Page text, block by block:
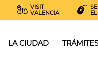
VISIT
VALENCIA
LA CIUDAD